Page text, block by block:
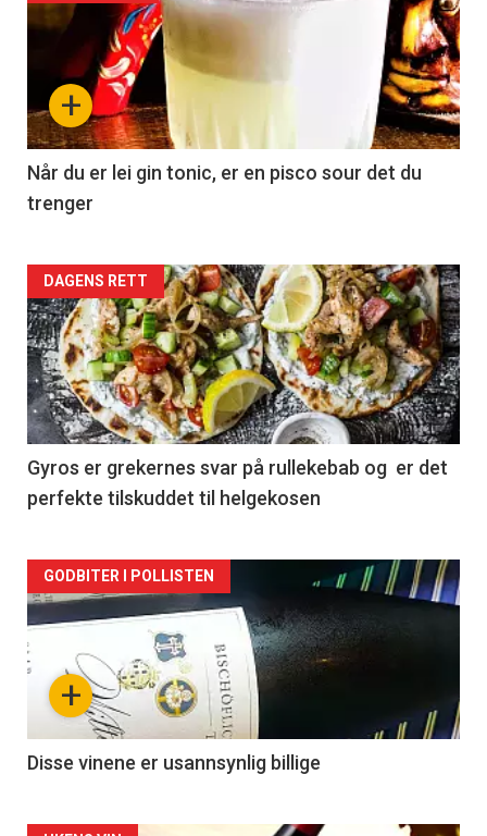
+
Når du er lei gin tonic, er en pisco sour det du
trenger
Forsiden
akkurat
nå
-
2
DAGENS RETT
Gyros er grekernes svar på rullekebab og er det
perfekte tilskuddet til helgekosen
Forsiden
akkurat
nå
3
+
GODBITER I POLLISTEN
Disse vinene er usannsynlig billige